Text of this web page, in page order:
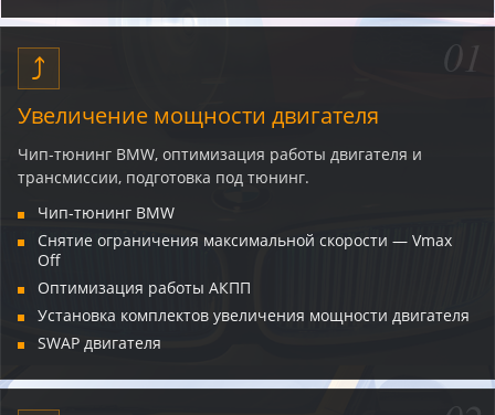
01
⤴
Увеличение мощности двигателя
Чип-тюнинг BMW, оптимизация работы двигателя и
трансмиссии, подготовка под тюнинг.
Чип-тюнинг BMW
Снятие ограничения максимальной скорости — Vmax
Off
Оптимизация работы АКПП
Установка комплектов увеличения мощности двигателя
SWAP двигателя